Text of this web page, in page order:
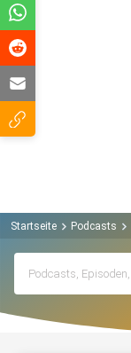
Startseite Podcasts